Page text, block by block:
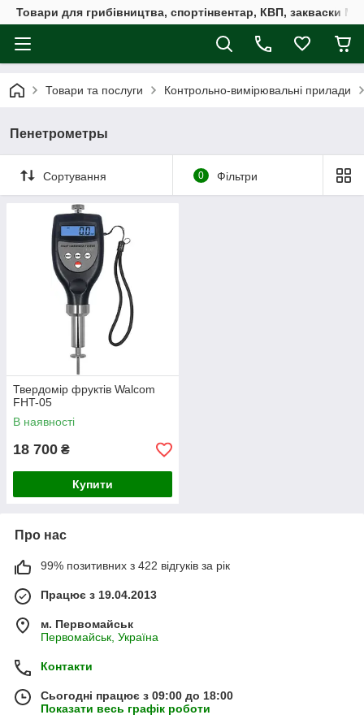
Товари для грибівництва, спортінвентар, КВП, закваски
Товари та послуги Контрольно-вимірювальні прилади
Пенетрометры
Сортування 0 Фільтри
Твердомір фруктів Walcom
FHT-05
В наявності
18 700 ₴
Купити
Про нас
99% позитивних з 422 відгуків за рік
Працює з 19.04.2013
м. Первомайськ
Первомайськ, Україна
Контакти
Сьогодні працює з 09:00 до 18:00
Показати весь графік роботи